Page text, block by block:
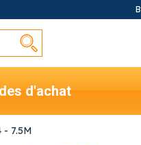
d'achat
- 7.5M